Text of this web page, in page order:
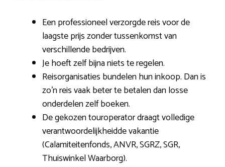
Een professioneel verzorgde reis voor de
laagste prijs zonder tussenkomst van
verschillende bedrijven.
Je hoeft zelf bijna niets te regelen.
Reisorganisaties bundelen hun inkoop. Dan is
zo’n reis vaak beter te betalen dan losse
onderdelen zelf boeken.
De gekozen touroperator draagt volledige
verantwoordelijkheidde vakantie
(Calamiteitenfonds, ANVR, SGRZ, SGR,
Thuiswinkel Waarborg).